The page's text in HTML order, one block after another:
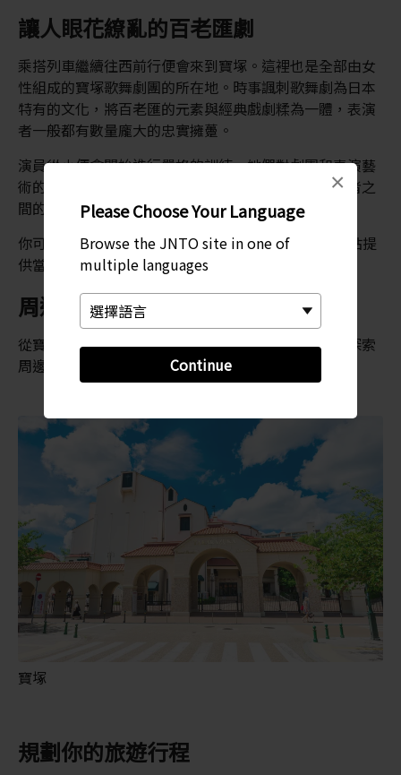
Please Choose Your Language
Browse the JNTO site in one of
multiple languages
Continue
×
讓人眼花繚亂的百老匯劇
乘搭列車繼續往西前行便會來到寶塚。這裡也是全部由女
性組成的寶塚歌舞劇團的所在地。時事諷刺歌舞劇為日本
特有的文化，將百老匯的元素與經典戲劇糅為一體，表演
者一般都有數量龐大的忠實擁躉。
演員從小便會開始進行嚴格的訓練，她們對劇團和表演藝
術的傾情投入及忠實的粉絲群聞名全國。粉絲與表演者之
間的互動也非常有趣，與歌舞劇本身同樣精彩。
你可透過
寶塚歌舞劇的官方網站 預訂演出門票。網站提
供當前演出的介紹，並列出演出日期和時間。
周邊較輕鬆的遠足路線
從寶塚出發，有許多輕鬆的遠足路線。遊客可以盡情探索
周邊的山麓小丘與溪流美景。
寶塚
規劃你的旅遊行程